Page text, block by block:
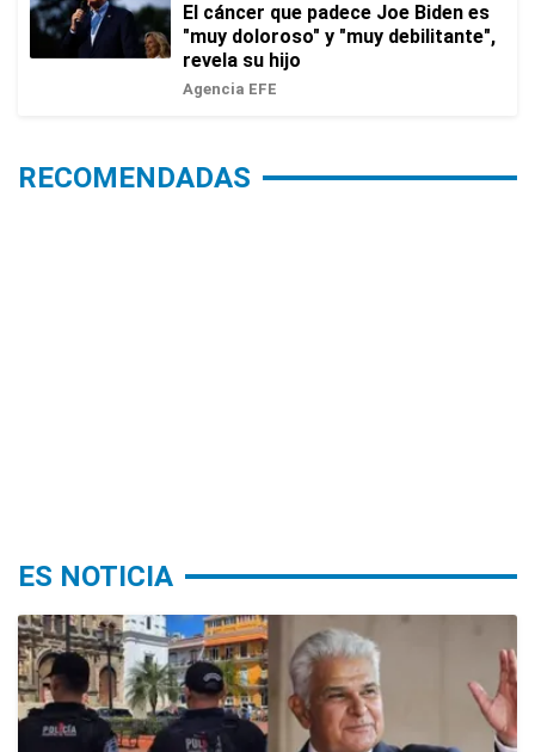
El cáncer que padece Joe Biden es
"muy doloroso" y "muy debilitante",
revela su hijo
Agencia EFE
RECOMENDADAS
ES NOTICIA